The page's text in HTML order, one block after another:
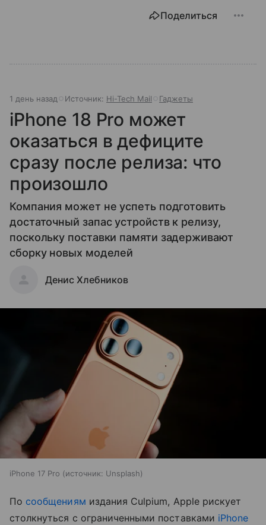
Поделиться
1 день назад Источник: Hi-Tech Mail Гаджеты
iPhone 18 Pro может
оказаться в дефиците
сразу после релиза: что
произошло
Компания может не успеть подготовить
достаточный запас устройств к релизу,
поскольку поставки памяти задерживают
сборку новых моделей
Денис Хлебников
iPhone 17 Pro источник: Unsplash
По сообщениям издания Culpium, Apple рискует
столкнуться с ограниченными поставками iPhone